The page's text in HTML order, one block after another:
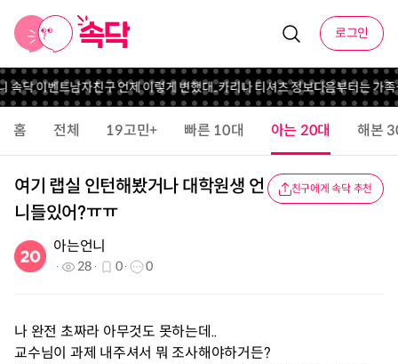
로그인
속닥 이벤트남자친구 언제 이렇게 변했대..카리나 티셔츠 정보다음부터는 가족
홈 전체 19고민+ 빠른 10대 아는 20대 해본
여기 랩실 인턴해봤거나 대학원생 언
니들있어?ㅠㅠ
친구에게 속닥 추천
아는언니
28 0 0
나 완전 초짜라 아무것도 못하는데..
교수님이 과제 내주셔서 뭐 조사해야하거든?